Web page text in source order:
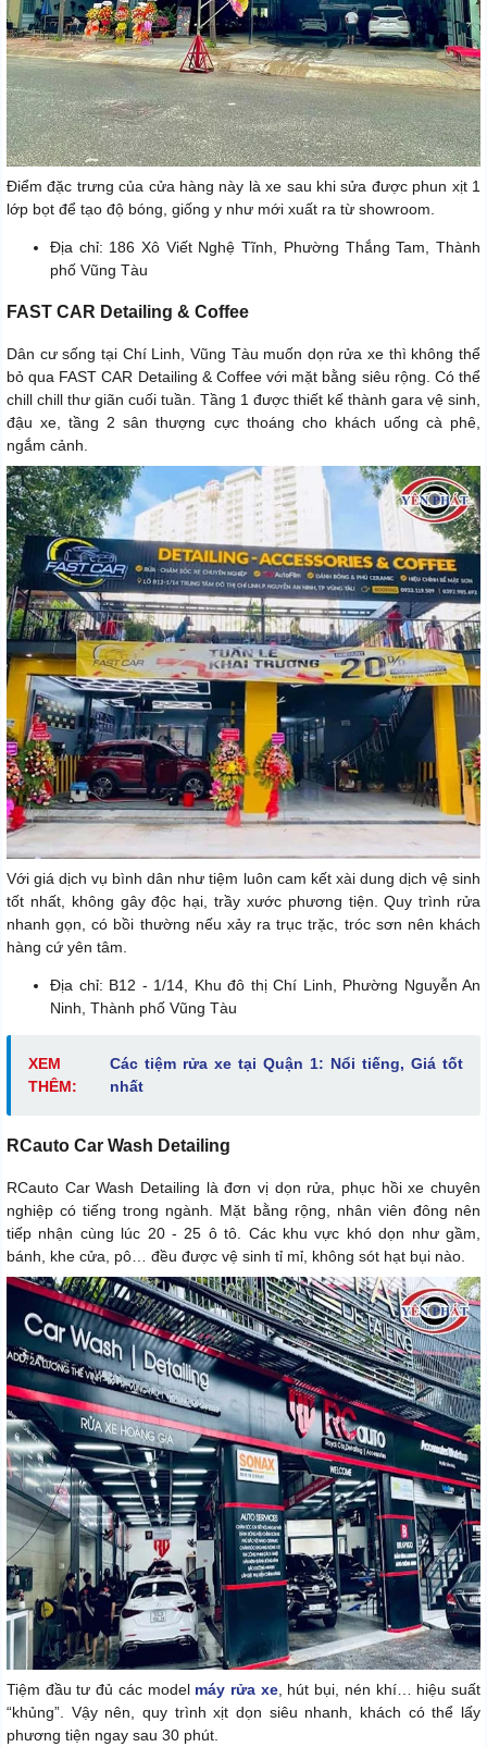
Điểm đặc trưng của cửa hàng này là xe sau khi sửa được phun xịt 1
lớp bọt để tạo độ bóng, giống y như mới xuất ra từ showroom.
Địa chỉ: 186 Xô Viết Nghệ Tĩnh, Phường Thắng Tam, Thành
phố Vũng Tàu
FAST CAR Detailing & Coffee
Dân cư sống tại Chí Linh, Vũng Tàu muốn dọn rửa xe thì không thể
bỏ qua FAST CAR Detailing & Coffee với mặt bằng siêu rộng. Có thể
chill chill thư giãn cuối tuần. Tầng 1 được thiết kế thành gara vệ sinh,
đậu xe, tầng 2 sân thượng cực thoáng cho khách uống cà phê,
ngắm cảnh.
Với giá dịch vụ bình dân như tiệm luôn cam kết xài dung dịch vệ sinh
tốt nhất, không gây độc hại, trầy xước phương tiện. Quy trình rửa
nhanh gọn, có bồi thường nếu xảy ra trục trặc, tróc sơn nên khách
hàng cứ yên tâm.
Địa chỉ: B12 - 1/14, Khu đô thị Chí Linh, Phường Nguyễn An
Ninh, Thành phố Vũng Tàu
XEM
THÊM:
Các tiệm rửa xe tại Quận 1: Nổi tiếng, Giá tốt
nhất
RCauto Car Wash Detailing
RCauto Car Wash Detailing là đơn vị dọn rửa, phục hồi xe chuyên
nghiệp có tiếng trong ngành. Mặt bằng rộng, nhân viên đông nên
tiếp nhận cùng lúc 20 - 25 ô tô. Các khu vực khó dọn như gầm,
bánh, khe cửa, pô… đều được vệ sinh tỉ mỉ, không sót hạt bụi nào.
Tiệm đầu tư đủ các model máy rửa xe, hút bụi, nén khí… hiệu suất
“khủng”. Vậy nên, quy trình xịt dọn siêu nhanh, khách có thể lấy
phương tiện ngay sau 30 phút.